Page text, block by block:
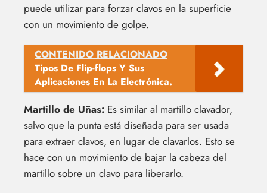
puede utilizar para forzar clavos en la superficie
con un movimiento de golpe.
CONTENIDO RELACIONADO
Tipos De Flip-flops Y Sus
Aplicaciones En La Electrónica.
Martillo de Uñas: Es similar al martillo clavador,
salvo que la punta está diseñada para ser usada
para extraer clavos, en lugar de clavarlos. Esto se
hace con un movimiento de bajar la cabeza del
martillo sobre un clavo para liberarlo.